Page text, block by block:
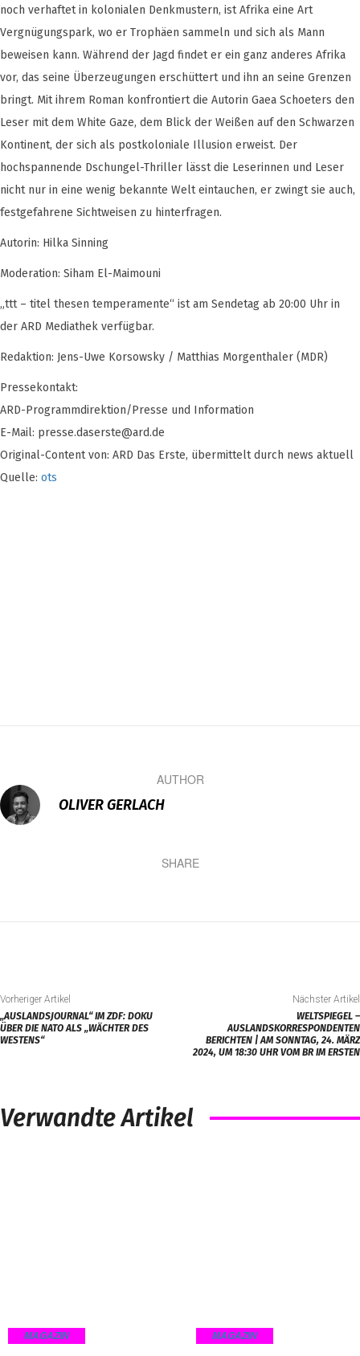
noch verhaftet in kolonialen Denkmustern, ist Afrika eine Art
Vergnügungspark, wo er Trophäen sammeln und sich als Mann
beweisen kann. Während der Jagd findet er ein ganz anderes Afrika
vor, das seine Überzeugungen erschüttert und ihn an seine Grenzen
bringt. Mit ihrem Roman konfrontiert die Autorin Gaea Schoeters den
Leser mit dem White Gaze, dem Blick der Weißen auf den Schwarzen
Kontinent, der sich als postkoloniale Illusion erweist. Der
hochspannende Dschungel-Thriller lässt die Leserinnen und Leser
nicht nur in eine wenig bekannte Welt eintauchen, er zwingt sie auch,
festgefahrene Sichtweisen zu hinterfragen.
Autorin: Hilka Sinning
Moderation: Siham El-Maimouni
„ttt – titel thesen temperamente“ ist am Sendetag ab 20:00 Uhr in
der ARD Mediathek verfügbar.
Redaktion: Jens-Uwe Korsowsky / Matthias Morgenthaler (MDR)
Pressekontakt:
ARD-Programmdirektion/Presse und Information
E-Mail: presse.daserste@ard.de
Original-Content von: ARD Das Erste, übermittelt durch news aktuell
Quelle: ots
AUTHOR
OLIVER GERLACH
SHARE
Vorheriger Artikel
„AUSLANDSJOURNAL“ IM ZDF: DOKU
ÜBER DIE NATO ALS „WÄCHTER DES
WESTENS“
Nächster Artikel
WELTSPIEGEL –
AUSLANDSKORRESPONDENTEN
BERICHTEN | AM SONNTAG, 24. MÄRZ
2024, UM 18:30 UHR VOM BR IM ERSTEN
Verwandte Artikel
MAGAZIN MAGAZIN